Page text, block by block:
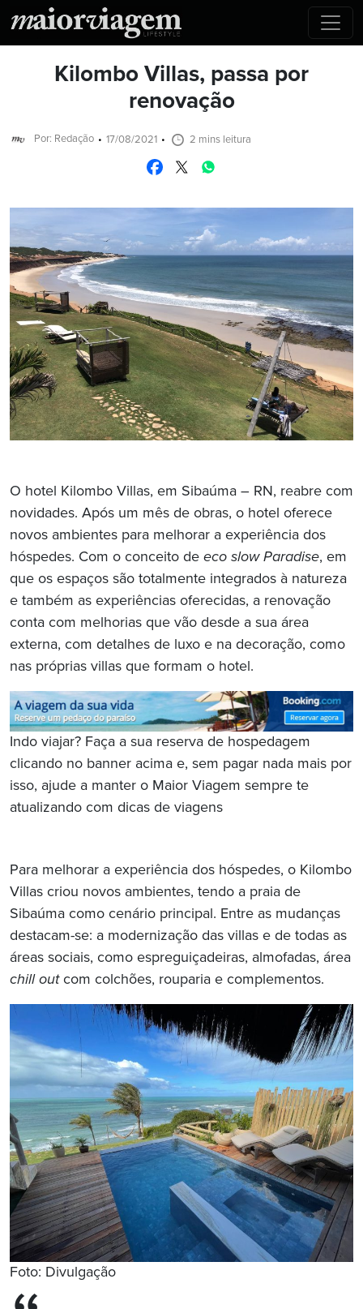
Kilombo Villas, passa por
renovação
Por: Redação 17/08/2021 2 mins leitura
O hotel Kilombo Villas, em Sibaúma – RN, reabre com
novidades. Após um mês de obras, o hotel oferece
novos ambientes para melhorar a experiência dos
hóspedes. Com o conceito de eco slow Paradise, em
que os espaços são totalmente integrados à natureza
e também as experiências oferecidas, a renovação
conta com melhorias que vão desde a sua área
externa, com detalhes de luxo e na decoração, como
nas próprias villas que formam o hotel.
Indo viajar? Faça a sua reserva de hospedagem
clicando no banner acima e, sem pagar nada mais por
isso, ajude a manter o Maior Viagem sempre te
atualizando com dicas de viagens
Para melhorar a experiência dos hóspedes, o Kilombo
Villas criou novos ambientes, tendo a praia de
Sibaúma como cenário principal. Entre as mudanças
destacam-se: a modernização das villas e de todas as
áreas sociais, como espreguiçadeiras, almofadas, área
chill outcom colchões, rouparia e complementos.
Foto: Divulgação